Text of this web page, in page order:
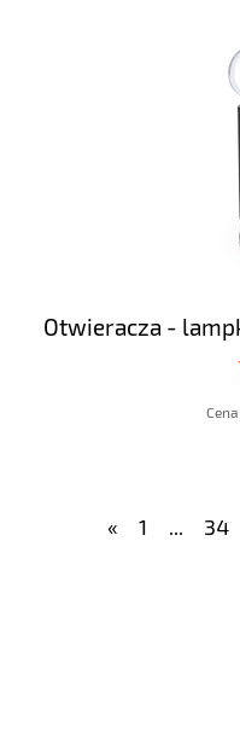
Otwieracza -
« 1 ... 34